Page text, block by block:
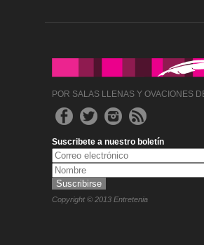
POR SALAS LLENAS Y OVACIONES
Suscribete a nuestro boletín
Copyright © 2013 Entretenia